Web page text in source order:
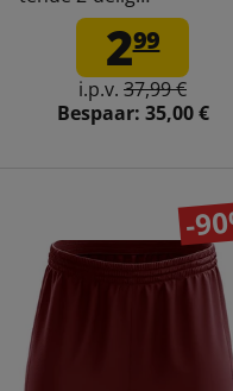
granaat/oranje
299
i.p.v. 37,99 €
Bespaar: 35,00 €
-